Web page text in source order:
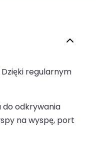
regularnym
do odkrywania
na wyspę, port